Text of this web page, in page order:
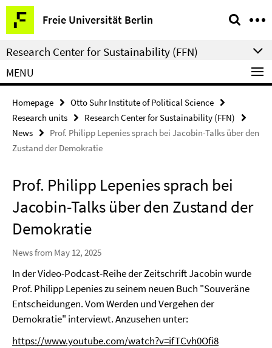
Springe
direkt
zu
Inhalt
Freie Universität Berlin
Service
Navigation
Research Center for Sustainability (FFN)
MENU
Homepage
Otto Suhr Institute of Political Science
Research units
Research Center for Sustainability (FFN)
News
Prof. Philipp Lepenies sprach bei Jacobin-Talks über den
Zustand der Demokratie
Prof. Philipp Lepenies sprach bei
Jacobin-Talks über den Zustand der
Demokratie
News from May 12, 2025
In der Video-Podcast-Reihe der Zeitschrift Jacobin wurde
Prof. Philipp Lepenies zu seinem neuen Buch "Souveräne
Entscheidungen. Vom Werden und Vergehen der
Demokratie" interviewt. Anzusehen unter:
https://www.youtube.com/watch?v=ifTCvh0Ofi8